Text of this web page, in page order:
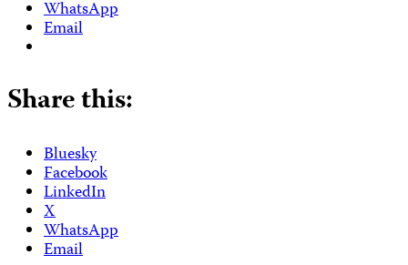
WhatsApp
Email
Share this:
Bluesky
Facebook
LinkedIn
X
WhatsApp
Email